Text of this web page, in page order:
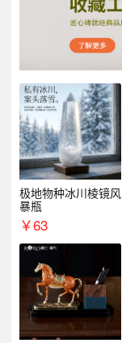
极地物种冰川棱镜风
暴瓶
￥63